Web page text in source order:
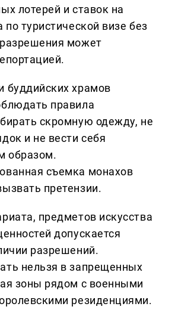
лотерей и ставок на
по туристической визе без
может
буддийских храмов
правила
скромную одежду, не
и не вести себя
образом.
съемка монахов
претензии.
предметов искусства
допускается
разрешений.
нельзя в запрещенных
зоны рядом с военными
резиденциями.